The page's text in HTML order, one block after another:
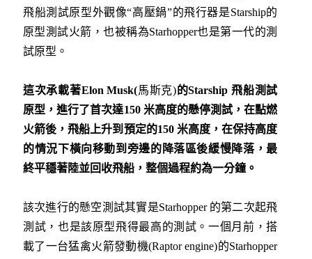
飛船測試原型外觀像“高壓鍋”的飛行器是Starship的
原型測試火箭，也被稱為Starhopper也是第一代的測
試原型。
這次承載著Elon Musk(馬斯克)的Starship飛船測試
原型，進行了首次達150 米高度的懸停測試，在點燃
火箭後，飛船上升到預定的150 米高度，在保持高度
的情況下橫向移動到旁邊的降落區後緩慢降落，最
終平穩著陸並回收飛船，整個過程約為一分鐘。
該次進行的懸空測試其實是Starhopper 的第二次起飛
測試，也是該原型飛得最高的測試。一個月前，搭
載了一台猛禽火箭發動機(Raptor engine)的Starhopper